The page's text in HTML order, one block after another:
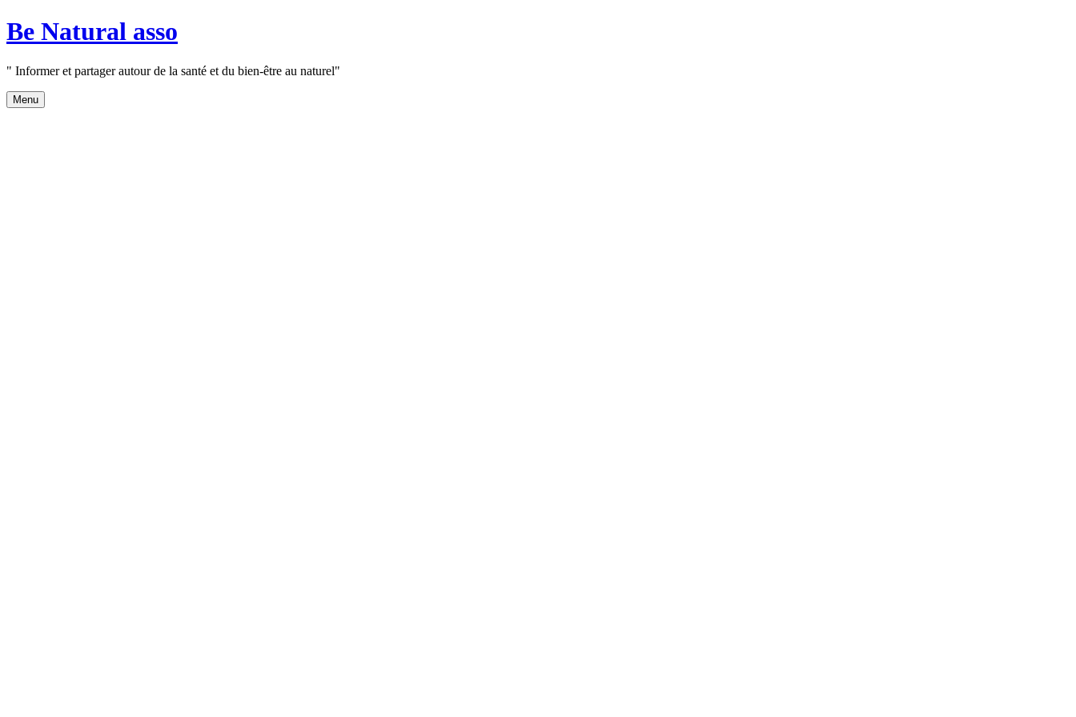
Aller
au
Be Natural asso
" Informer et partager autour de la santé et du bien-être au naturel"
Menu